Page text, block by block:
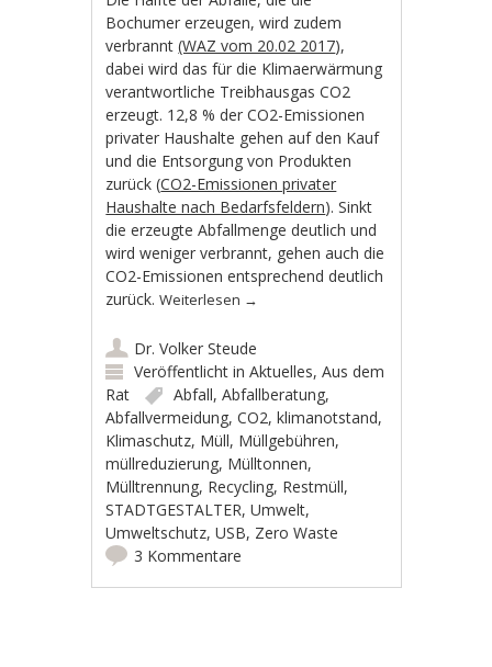
Bochumer erzeugen, wird zudem
verbrannt(WAZ vom 20.02 2017),
dabei wird das für die Klimaerwärmung
verantwortliche Treibhausgas CO2
erzeugt. 12,8 % der CO2-Emissionen
privater Haushalte gehen auf den Kauf
und die Entsorgung von Produkten
zurück (CO2-Emissionen privater
Haushalte nach Bedarfsfeldern). Sinkt
die erzeugte Abfallmenge deutlich und
wird weniger verbrannt, gehen auch die
CO2-Emissionen entsprechend deutlich
zurück.Weiterlesen →
Dr. Volker Steude
Veröffentlicht inAktuelles,Aus dem
Rat
Abfall,Abfallberatung,
Abfallvermeidung,CO2,klimanotstand,
Klimaschutz, Müll, Müllgebühren,
müllreduzierung, Mülltonnen,
Mülltrennung, Recycling, Restmüll,
STADTGESTALTER,Umwelt,
Umweltschutz,USB, Zero Waste
3 Kommentare